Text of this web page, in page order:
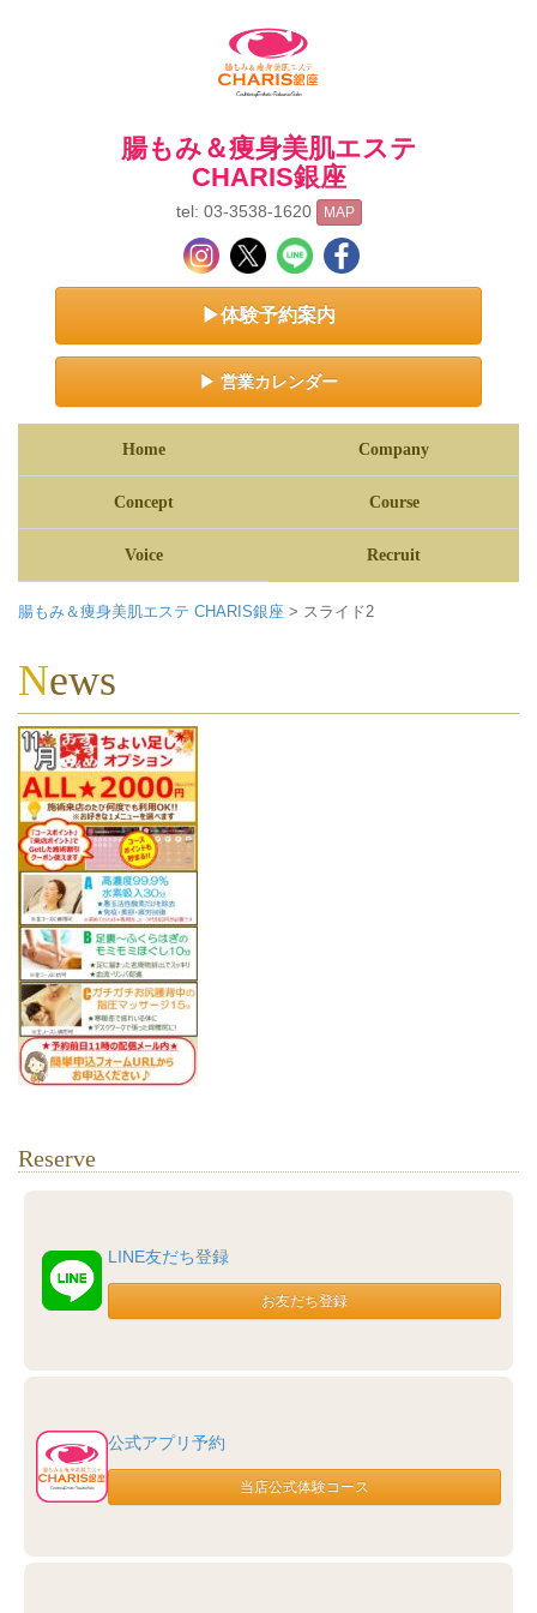
腸もみ＆痩身美肌エステ
CHARIS銀座
tel: 03-3538-1620 MAP
▶体験予約案内
▶ 営業カレンダー
Home Company
Concept Course
Voice Recruit
腸もみ＆痩身美肌エステ CHARIS銀座 > スライド2
News
Reserve
LINE友だち登録
公式アプリ予約